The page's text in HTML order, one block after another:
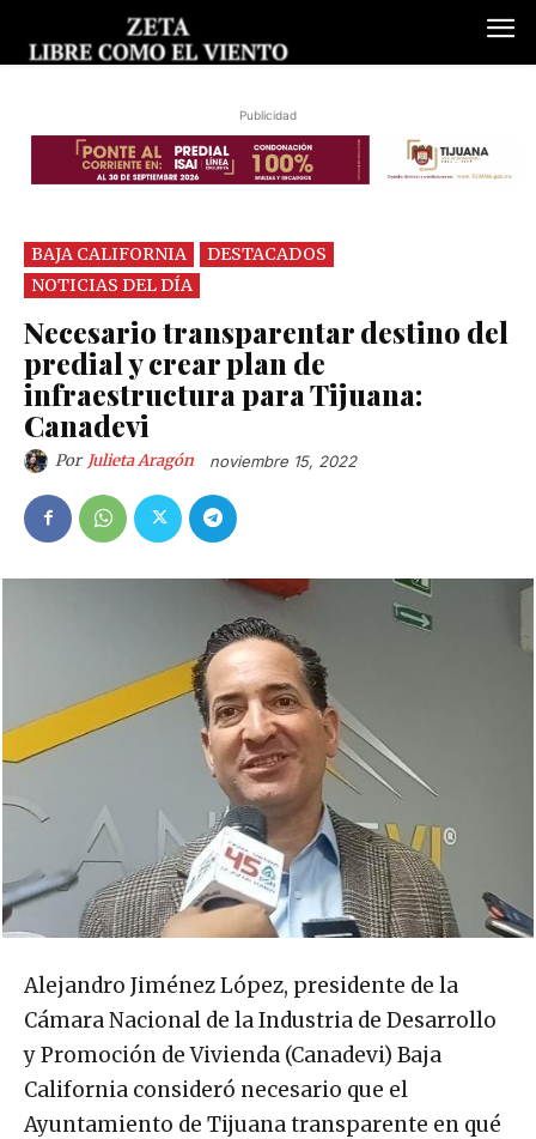
Publicidad
BAJA CALIFORNIA
DESTACADOS
NOTICIAS DEL DÍA
Necesario transparentar destino del
predial y crear plan de
infraestructura para Tijuana:
Canadevi
Por Julieta Aragón noviembre 15, 2022
Alejandro Jiménez López, presidente de la
Cámara Nacional de la Industria de Desarrollo
y Promoción de Vivienda (Canadevi) Baja
California consideró necesario que el
Ayuntamiento de Tijuana transparente en qué